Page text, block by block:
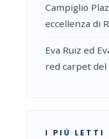
Campiglio
eccellenza di
Eva Ruiz ed
red carpet del
I PIÙ LETTI